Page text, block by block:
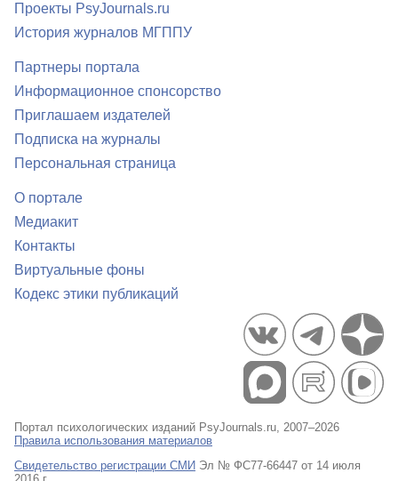
Проекты PsyJournals.ru
История журналов МГППУ
Партнеры портала
Информационное спонсорство
Приглашаем издателей
Подписка на журналы
Персональная страница
О портале
Медиакит
Контакты
Виртуальные фоны
Кодекс этики публикаций
Портал психологических изданий PsyJournals.ru, 2007–2026
Правила использования материалов
Свидетельство регистрации СМИ Эл № ФС77-66447 от 14 июля